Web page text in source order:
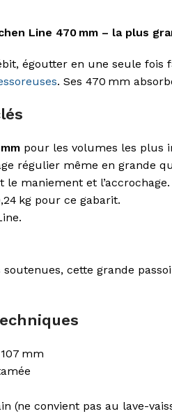
Line 470 mm – la plus
égoutter en une seule fois
. Ses 470 mm
pour les volumes les plus
régulier même en grande
le maniement et l’accrochage.
kg pour ce gabarit.
soutenues, cette grande
mm
(ne convient pas au lave-